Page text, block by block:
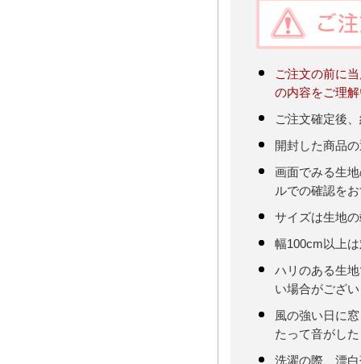
ご注文の前に
の内容をご理
ご注文確定後
開封した商品
画面でみる生
ルでの確認を
サイズは生地
幅100cm以上
ハリのある生
い場合がござ
風の強い日に
たって音がし
洗濯の際、漂